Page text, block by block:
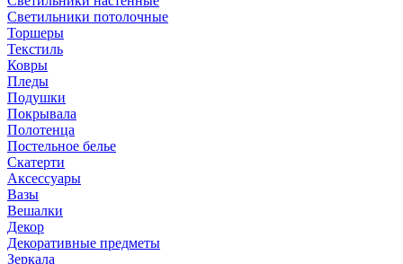
Светильники потолочные
Торшеры
Текстиль
Ковры
Пледы
Подушки
Покрывала
Полотенца
Постельное белье
Скатерти
Аксессуары
Вазы
Вешалки
Декор
Декоративные предметы
Зеркала